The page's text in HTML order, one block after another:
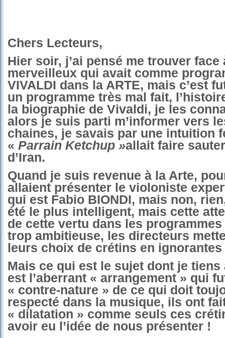
Chers Lecteurs,
Hier soir, j’ai pensé me trouver face
merveilleux qui avait comme
VIVALDI dans la ARTE, mais c’est
un programme très mal fait,
la biographie de Vivaldi, je les
alors je suis parti m’informer vers
chaines, je savais par une intuition
« Parrain Ketchup »allait faire
d’Iran.
Quand je suis revenue à la Arte,
allaient présenter le violoniste
qui est Fabio BIONDI, mais non,
été le plus intelligent, mais cette
de cette vertu dans les
trop ambitieuse, les directeurs
leurs choix de crétins en
Mais ce qui est le sujet dont je tiens
est l’aberrant « arrangement » qui
« contre-nature » de ce qui doit
respecté dans la musique, ils ont
« dilatation » comme seuls ces
avoir eu l’idée de nous présenter !